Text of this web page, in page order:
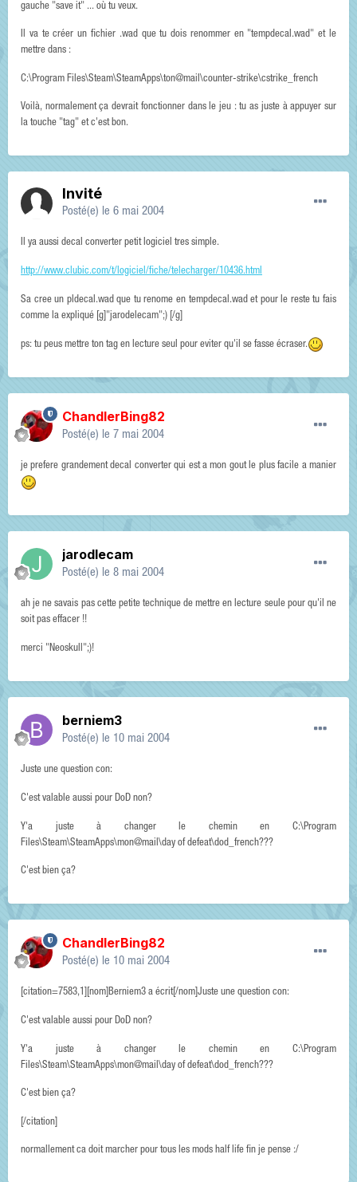
gauche "save it" ... où tu veux.
Il va te créer un fichier .wad que tu dois renommer en "tempdecal.wad" et le
mettre dans :
C:\Program Files\Steam\SteamApps\ton@mail\counter-strike\cstrike_french
Voilà, normalement ça devrait fonctionner dans le jeu : tu as juste à appuyer sur
la touche "tag" et c'est bon.
Invité
Posté(e) le 6 mai 2004
Il ya aussi decal converter petit logiciel tres simple.
http://www.clubic.com/t/logiciel/fiche/telecharger/10436.html
Sa cree un pldecal.wad que tu renome en tempdecal.wad et pour le reste tu fais
comme la expliqué [g]"jarodelecam";) [/g]
ps: tu peus mettre ton tag en lecture seul pour eviter qu'il se fasse écraser.
ChandlerBing82
Posté(e) le 7 mai 2004
je prefere grandement decal converter qui est a mon gout le plus facile a manier
jarodlecam
Posté(e) le 8 mai 2004
ah je ne savais pas cette petite technique de mettre en lecture seule pour qu'il ne
soit pas effacer !!
merci "Neoskull";)!
berniem3
Posté(e) le 10 mai 2004
Juste une question con:
C'est valable aussi pour DoD non?
Y'a juste à changer le chemin en C:\Program
Files\Steam\SteamApps\mon@mail\day of defeat\dod_french???
C'est bien ça?
ChandlerBing82
Posté(e) le 10 mai 2004
[citation=7583,1][nom]Berniem3 a écrit[/nom]Juste une question con:
C'est valable aussi pour DoD non?
Y'a juste à changer le chemin en C:\Program
Files\Steam\SteamApps\mon@mail\day of defeat\dod_french???
C'est bien ça?
[/citation]
normallement ca doit marcher pour tous les mods half life fin je pense :/